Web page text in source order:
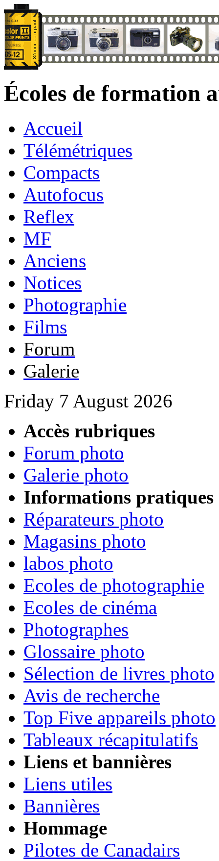
Écoles de formation
Accueil
Télémétriques
Compacts
Autofocus
Reflex
MF
Anciens
Notices
Photographie
Films
Forum
Galerie
Friday 7 August 2026
Accès rubriques
Forum photo
Galerie photo
Informations pratiques
Réparateurs photo
Magasins photo
labos photo
Ecoles de photographie
Ecoles de cinéma
Photographes
Glossaire photo
Sélection de livres photo
Avis de recherche
Top Five appareils photo
Tableaux récapitulatifs
Liens et bannières
Liens utiles
Bannières
Hommage
Pilotes de Canadairs